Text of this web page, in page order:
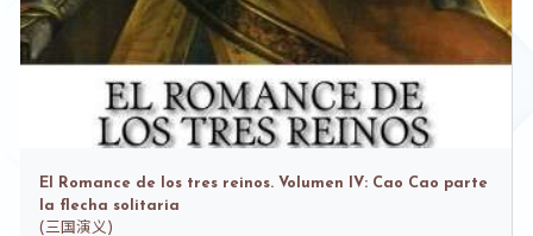
El Romance de los tres reinos. Volumen IV: Cao Cao parte
la flecha solitaria
( 三国演义)